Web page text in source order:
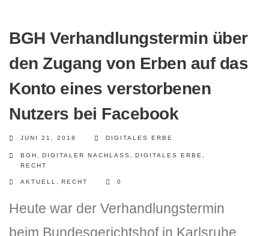
BGH Verhandlungstermin über
den Zugang von Erben auf das
Konto eines verstorbenen
Nutzers bei Facebook
JUNI 21, 2018 DIGITALES ERBE
BGH DIGITALER NACHLASS DIGITALES ERBE
RECHT
AKTUELL RECHT 0
Heute war der Verhandlungstermin
beim Bundesgerichtshof in Karlsruhe,